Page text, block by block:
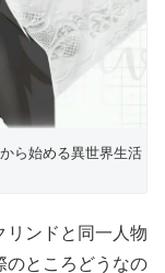
ら始める異世界生活
リンドと同一人物
のところどうなの